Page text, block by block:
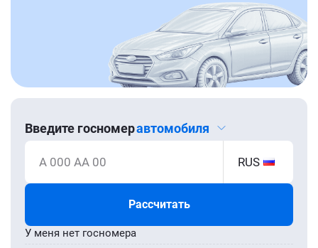
Введите госномеравтомобиля
А 000 АА 00 RUS
Рассчитать
У меня нет госномера